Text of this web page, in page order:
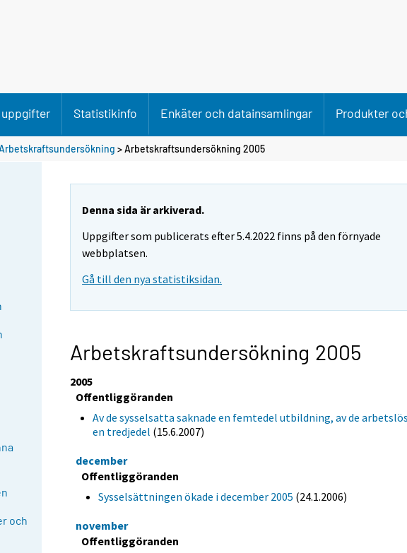
Statistikinfo Enkäter och datainsamlingar Produkter
> Arbetskraftsundersökning 2005
och
Denna sida är arkiverad.
Uppgifter som publicerats efter 5.4.2022 finns på den förnyade
webbplatsen.
Gå till den nya statistiksidan.
Arbetskraftsundersökning 2005
2005
Offentliggöranden
Av de sysselsatta saknade en femtedel utbildning, av de
en tredjedel (15.6.2007)
december
Offentliggöranden
Sysselsättningen ökade i december 2005 (24.1.2006)
november
Offentliggöranden